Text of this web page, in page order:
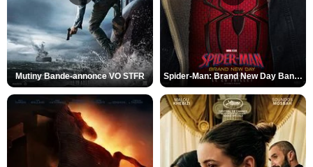
Mutiny Bande-annonce VO STFR Spider-Man: Brand New Day Bande-annonce VO STFR